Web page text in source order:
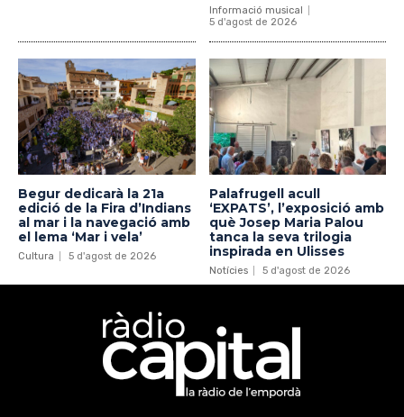
Informació musical
5 d'agost de 2026
Begur dedicarà la 21a
edició de la Fira d’Indians
al mar i la navegació amb
el lema ‘Mar i vela’
Cultura 5 d'agost de 2026
Palafrugell acull
‘EXPATS’, l’exposició amb
què Josep Maria Palou
tanca la seva trilogia
inspirada en Ulisses
Notícies 5 d'agost de 2026